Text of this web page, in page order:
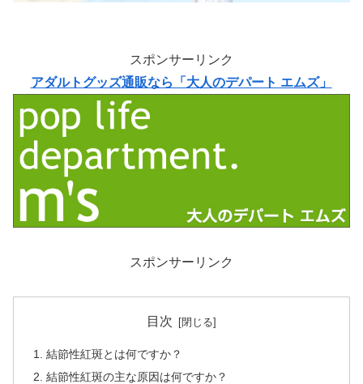
スポンサーリンク
アダルトグッズ通販なら「大人のデパート エムズ」
スポンサーリンク
目次
結節性紅斑とは何ですか？
結節性紅斑の主な原因は何ですか？